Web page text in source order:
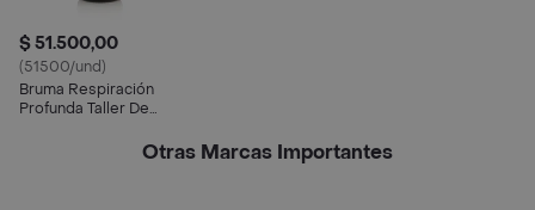
$ 51.500,00
(51500/und)
Bruma Respiración
Profunda Taller De
Otras Marcas Importantes